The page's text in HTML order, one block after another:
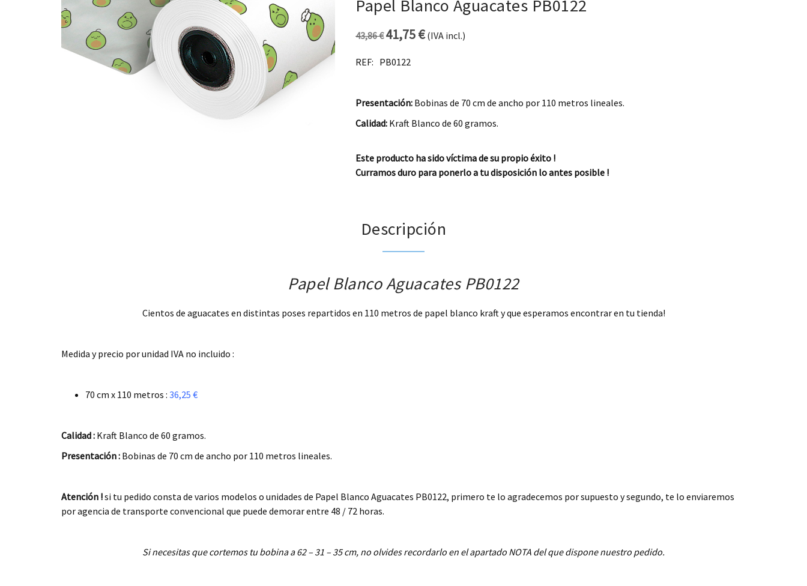
Papel Blanco Aguacates PB0122
43,86€ El precio original era: 43,86 €.
41,75€
El precio actual es: 41,75 €.
(IVA incl.)
REF: PB0122
Presentación: Bobinas de 70 cm de ancho por 110 metros lineales.
Calidad: Kraft Blanco de 60 gramos.
Este producto ha sido víctima de su propio éxito !
Curramos duro para ponerlo a tu disposición lo antes posible !
Descripción
Papel Blanco Aguacates PB0122
Cientos de aguacates en distintas poses repartidos en 110 metros de papel blanco kraft y que esperamos encontrar en tu tienda!
Medida y precio por unidad IVA no incluido :
70 cm x 110 metros : 36,25 €
Calidad : Kraft Blanco de 60 gramos.
Presentación : Bobinas de 70 cm de ancho por 110 metros lineales.
Atención !si tu pedido consta de varios modelos o unidades de Papel Blanco Aguacates PB0122, primero te lo agradecemos por supuesto y segundo, te lo enviaremos
por agencia de transporte convencional que puede demorar entre 48 / 72 horas.
Si necesitas que cortemos tu bobina a 62 – 31 – 35 cm, no olvides recordarlo en el apartado NOTA del que dispone nuestro pedido.